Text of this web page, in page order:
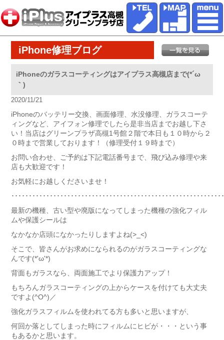
iPhone修理ブログ
iPhoneのガラスコーティングはアイプラス高槻店まで(*´ω
｀)
2020/11/21
iPhoneのバッテリー交換、画面修理、水没修理、ガラスコーテ
ィングなど、アイフォン修理でしたら是非当店までお越し下さ
い！当店はグリーンプラザ高槻1号館２階で本日も１０時から２
０時まで営業しております！（修理受付１９時まで）
お問い合わせ、ご予約は下記電話番号まで、飛び込み修理や来
店も大歓迎です！
お気軽にお越しくださいませ！
････････････････････････････････････････････････････････････
最新の機種、古い型や廃版になってしまった機種の強化フィル
ムや保護シールは
なかなか店頭になかったりしますよね(>_<)
そこで、皆さんがお求めになられるのがガラスコーティングな
んです(*'ω'*)
背面もガラスなら、両面施工でより保護力アップ！
もちろんガラスコーティングの上からケースを付けても大丈夫
ですよ(^O^)／
強化ガラスフィルムを使われてる方も多いと思いますが、
何回か落としてしまった時にフィルムにヒビが・・・という事
もあるかと思います。